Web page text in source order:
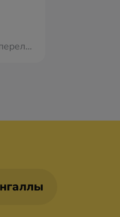
Варшавы